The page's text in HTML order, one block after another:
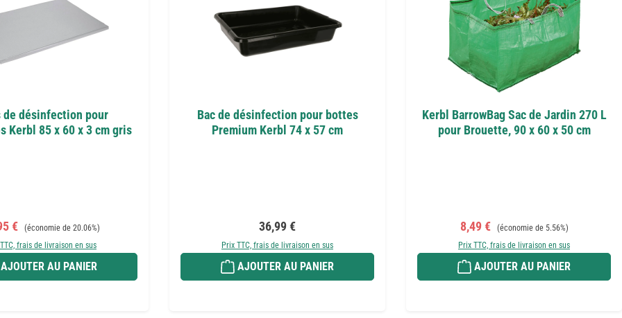
de désinfection pour
Kerbl 85 x 60 x 3 cm gris
de vente :
€ Prix régulier :
(économie de 20.06%)
frais de livraison en sus
AJOUTER AU PANIER
Bac de désinfection pour bottes
Premium Kerbl 74 x 57 cm
Prix régulier :
36,99 €
Prix TTC, frais de livraison en sus
AJOUTER AU PANIER
Kerbl BarrowBag Sac de Jardin 270 L
pour Brouette, 90 x 60 x 50 cm
Prix de vente :
8,49 € Prix régulier :
(économie de 5.56%)
Prix TTC, frais de livraison en sus
AJOUTER AU PANIER